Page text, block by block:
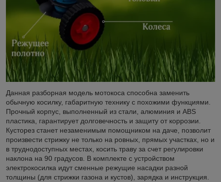
Данная разборная модель мотокоса способна заменить
обычную косилку, габаритную технику с похожими функциями.
Прочный корпус, выполненный из стали, алюминия и ABS
пластика, гарантирует долговечность и защиту от коррозии.
Кусторез станет незаменимым помощником на даче, позволит
произвести стрижку не только на ровных, прямых участках, но и
в труднодоступных местах, косить траву за счет регулировки
наклона на 90 градусов. В комплекте с устройством
электрокосилка идут сменные режущие насадки разной
толщины (для стрижки газона и кустов), зарядка и инструкция.